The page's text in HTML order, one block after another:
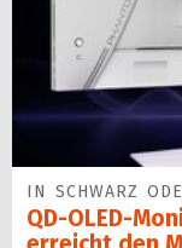
IN SCHWARZ
QD-OLED-